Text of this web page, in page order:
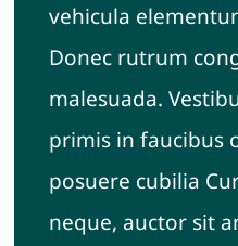
Sostegno e terapia di coppia
vehicula
Donec rutrum
malesuada.
primis in faucibus
posuere cubilia
neque, auctor sit